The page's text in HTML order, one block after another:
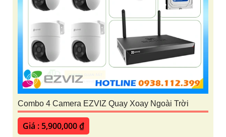
Combo 4 Camera EZVIZ Quay Xoay Ngoài Trời
Giá : 5,900,000 ₫